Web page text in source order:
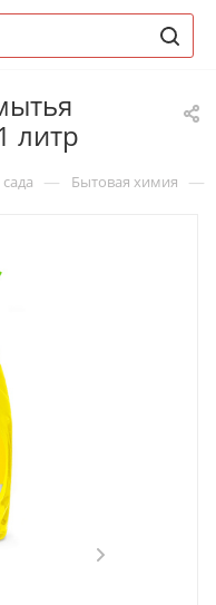
литр
— Бытовая химия —